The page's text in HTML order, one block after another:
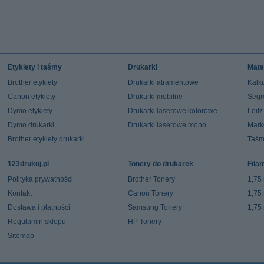
Etykiety i taśmy
Brother etykiety
Canon etykiety
Dymo etykiety
Dymo drukarki
Brother etykiety drukarki
Drukarki
Drukarki atramentowe
Drukarki mobilne
Drukarki laserowe kolorowe
Drukarki laserowe mono
123drukuj.pl
Polityka prywatności
Kontakt
Dostawa i płatności
Regulamin sklepu
Sitemap
Tonery do drukarek
Brother Tonery
Canon Tonery
Samsung Tonery
HP Tonery
1,75
1,75
1,75